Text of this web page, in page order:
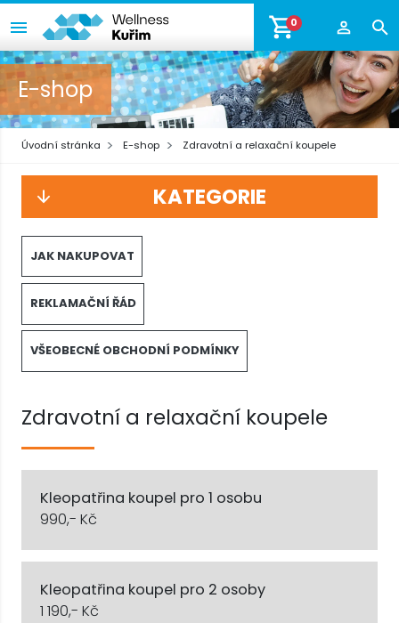
0
E-shop
Úvodní stránka E-shop Zdravotní a relaxační koupele
KATEGORIE
JAK NAKUPOVAT
REKLAMAČNÍ ŘÁD
VŠEOBECNÉ OBCHODNÍ PODMÍNKY
Zdravotní a relaxační koupele
Kleopatřina koupel pro 1 osobu
990,- Kč
Kleopatřina koupel pro 2 osoby
1 190,- Kč